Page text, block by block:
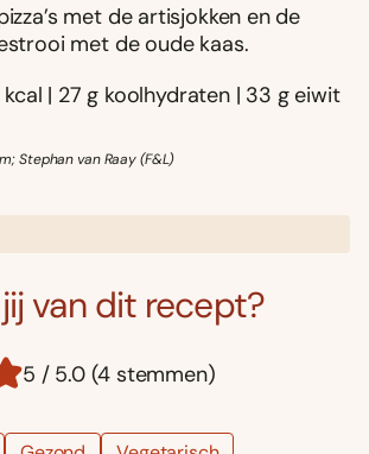
met de artisjokken en de
met de oude kaas.
| 27 g koolhydraten | 33 g eiwit
Stephan van Raay (F&L)
van dit recept?
5 / 5.0 (4 stemmen)